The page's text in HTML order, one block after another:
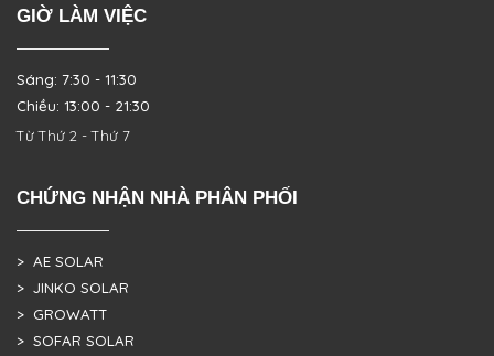
GIỜ LÀM VIỆC
Sáng: 7:30 - 11:30
Chiều: 13:00 - 21:30
Từ Thứ 2 - Thứ 7
CHỨNG NHẬN NHÀ PHÂN PHỐI
> AE SOLAR
> JINKO SOLAR
> GROWATT
> SOFAR SOLAR